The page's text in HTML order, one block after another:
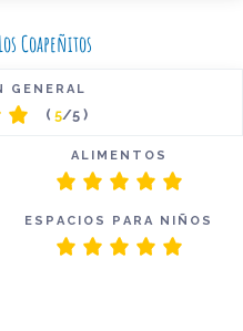
Coapeñitos
GENERAL
( 5/5 )
ALIMENTOS
ESPACIOS PARA NIÑOS